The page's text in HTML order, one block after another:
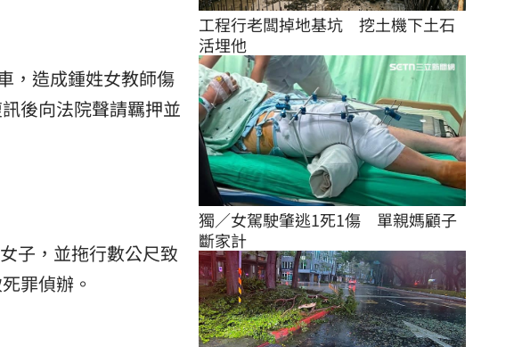
，造成鍾姓女教師傷
後向法院聲請羈押並
子，並拖行數公尺致
罪偵辦。
工程行老闆掉地基坑　挖土機下土石
活埋他
獨／女駕駛肇逃1死1傷　單親媽顧子
斷家計